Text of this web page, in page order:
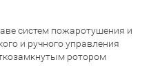
систем пожаротушения и
и ручного управления
ротором